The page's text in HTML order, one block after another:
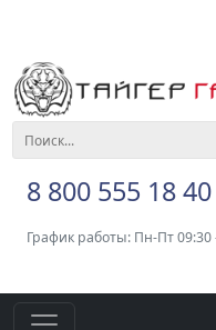
8 800 555 18 40
График работы: Пн-Пт 09:30